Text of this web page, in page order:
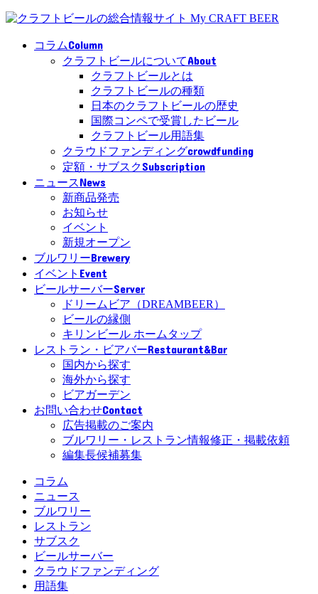
コラムColumn
クラフトビールについてAbout
クラフトビールとは
クラフトビールの種類
日本のクラフトビールの歴史
国際コンペで受賞したビール
クラフトビール用語集
クラウドファンディングcrowdfunding
定額・サブスクSubscription
ニュースNews
新商品発売
お知らせ
イベント
新規オープン
ブルワリーBrewery
イベント Event
ビールサーバーServer
ドリームビア（DREAMBEER）
ビールの縁側
キリンビール ホームタップ
レストラン・ビアバーRestaurant&Bar
国内から探す
海外から探す
ビアガーデン
お問い合わせContact
広告掲載のご案内
ブルワリー・レストラン情報修正・掲載依頼
編集長候補募集
コラム
ニュース
ブルワリー
レストラン
サブスク
ビールサーバー
クラウドファンディング
用語集